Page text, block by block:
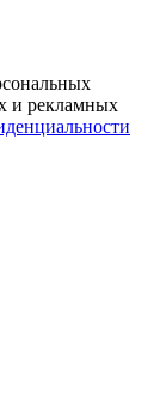
и рекламных